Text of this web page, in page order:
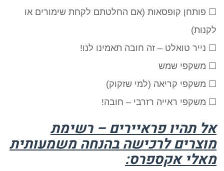
☐ פותחן קופסאות (אם החלטתם לקחת שימורים או
לקנות)
☐ נייר טואלט – זה חובה תאמינו לנו!
☐ משקפי שמש
☐ משקפי קריאה (למי שזקוק)
☐ משקפי ראייה רזרבי – חובה!
אל תהיו פראיירים – רשימת
מוצרים לרכישה בהנחה משמעותית
מאלי אקספרס: